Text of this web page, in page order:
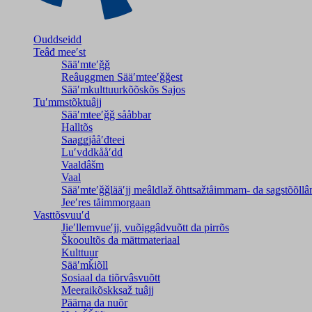
Ouddseidd
Teâđ meeʹst
Sääʹmteʹǧǧ
Reâuggmen Sääʹmteeʹǧǧest
Sääʹmkulttuurkõõskõs Sajos
Tuʹmmstõktuâjj
Sääʹmteeʹǧǧ sååbbar
Halltõs
Saaǥǥjååʹđteei
Luʹvddkååʹdd
Vaaldâšm
Vaal
Sääʹmteʹǧǧlääʹjj meâldlaž õhttsažtåimmam- da
Jeeʹres tåimmorgaan
Vasttõsvuuʹd
Jieʹllemvueʹjj, vuõiggâdvuõtt da pirrõs
Škooultõs da mättmateriaal
Kulttuur
Sääʹmǩiõll
Sosiaal da tiõrvâsvuõtt
Meeraikõskksaž tuâjj
Päärna da nuõr